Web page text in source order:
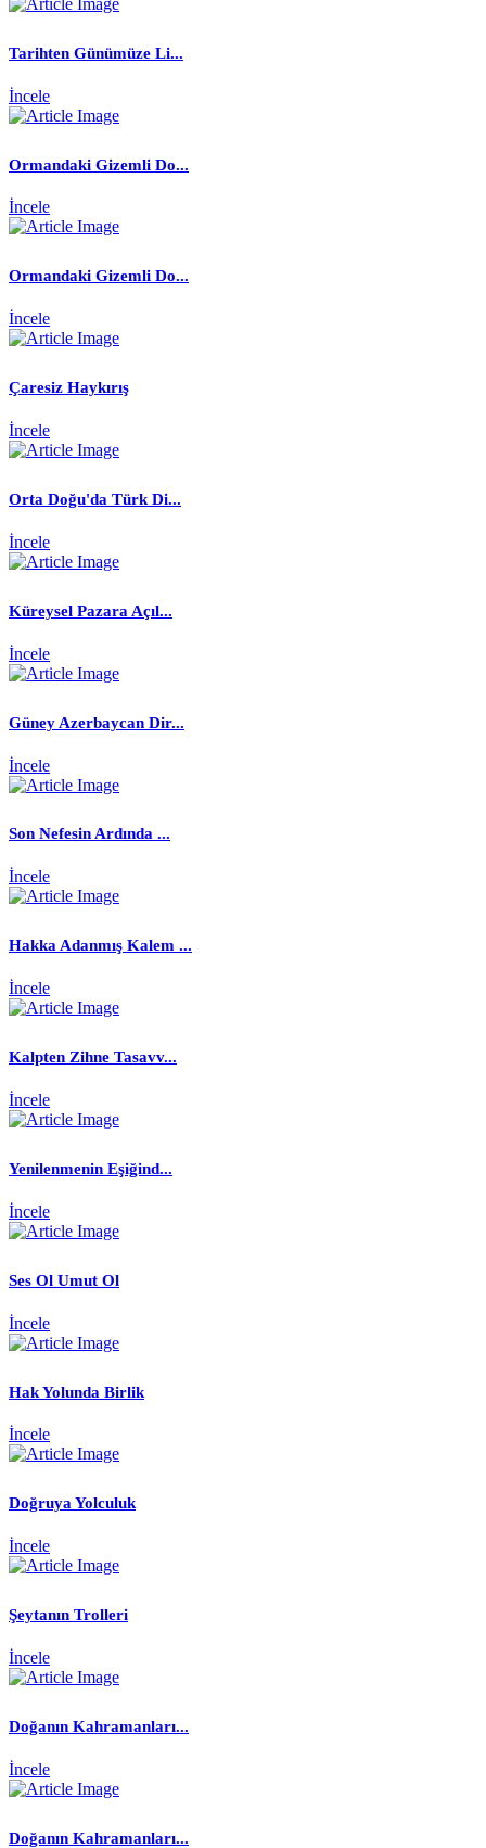
Tarihten Günümüze Li...
İncele
Ormandaki Gizemli Do...
İncele
Ormandaki Gizemli Do...
İncele
Çaresiz Haykırış
İncele
Orta Doğu'da Türk Di...
İncele
Küreysel Pazara Açıl...
İncele
Güney Azerbaycan Dir...
İncele
Son Nefesin Ardında ...
İncele
Hakka Adanmış Kalem ...
İncele
Kalpten Zihne Tasavv...
İncele
Yenilenmenin Eşiğind...
İncele
Ses Ol Umut Ol
İncele
Hak Yolunda Birlik
İncele
Doğruya Yolculuk
İncele
Şeytanın Trolleri
İncele
Doğanın Kahramanları...
İncele
Doğanın Kahramanları...